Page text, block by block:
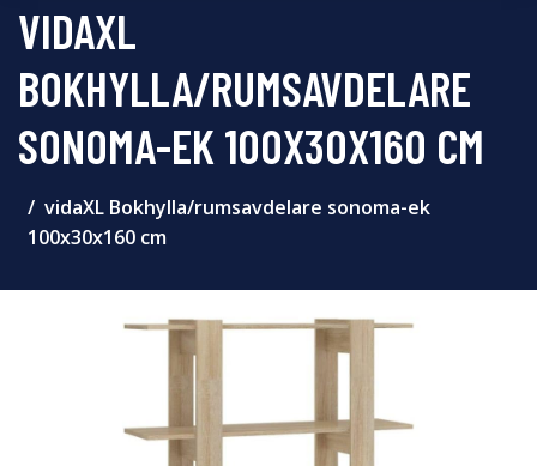
VIDAXL
BOKHYLLA/RUMSAVDELARE
SONOMA-EK 100X30X160 CM
vidaXL Bokhylla/rumsavdelare sonoma-ek
100x30x160 cm